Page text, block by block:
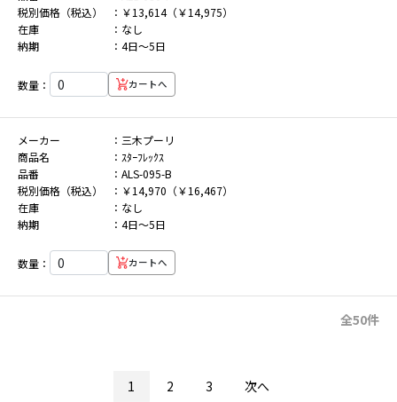
税別価格（税込）
￥13,614（￥14,975）
在庫
なし
納期
4日～5日
数量： カートへ
メーカー
三木プーリ
商品名
ｽﾀｰﾌﾚｯｸｽ
品番
ALS-095-B
税別価格（税込）
￥14,970（￥16,467）
在庫
なし
納期
4日～5日
数量： カートへ
全50件
1 2 3 次へ